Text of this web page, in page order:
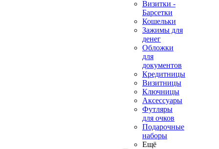
Визитки -
Барсетки
Кошельки
Зажимы для
денег
Обложки
для
документов
Кредитницы
Визитницы
Ключницы
Аксессуары
Футляры
для очков
Подарочные
наборы
Ещё